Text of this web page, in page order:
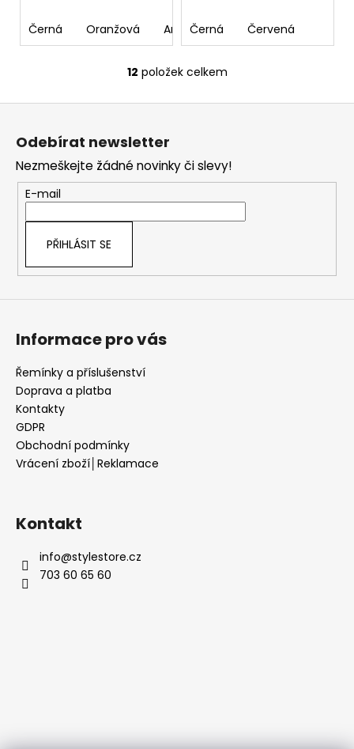
Černá Oranžová Army green Černá classic
Černá Červená
O
v
a
c
í
p
k
v
12 položek celkem
Z
Odebírat newsletter
Nezmeškejte žádné novinky či slevy!
E-mail
PŘIHLÁSIT SE
Informace pro vás
Řemínky a příslušenství
Doprava a platba
Kontakty
GDPR
Obchodní podmínky
Vrácení zboží│Reklamace
Kontakt
info@stylestore.cz
703 60 65 60